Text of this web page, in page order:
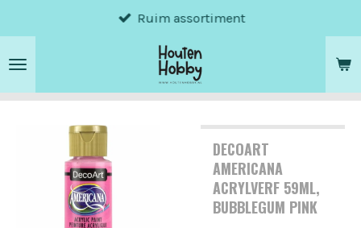
direct
naar
Ruim assortiment
DECOART
AMERICANA
ACRYLVERF 59ML,
BUBBLEGUM PINK